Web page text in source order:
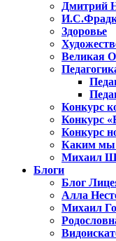
Дмитрий
Здоровье
Великая
Конкурс
Конкурс
Конкурс
Каким мы
Михаил
Блоги
Блог
Алла
Михаил